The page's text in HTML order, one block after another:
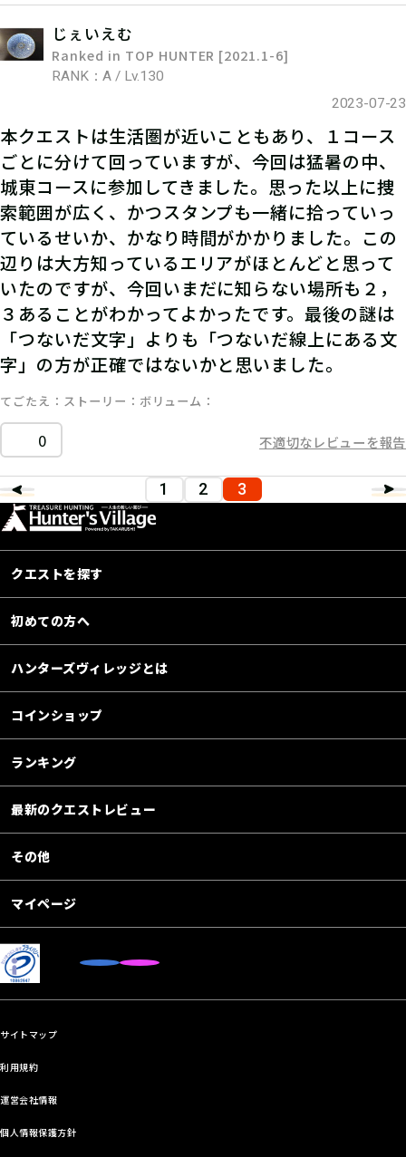
じぇいえむ
Ranked in TOP HUNTER [2021.1-6]
RANK：A / Lv.130
2023-07-23
本クエストは生活圏が近いこともあり、１コース
ごとに分けて回っていますが、今回は猛暑の中、
城東コースに参加してきました。思った以上に捜
索範囲が広く、かつスタンプも一緒に拾っていっ
ているせいか、かなり時間がかかりました。この
辺りは大方知っているエリアがほとんどと思って
いたのですが、今回いまだに知らない場所も２，
３あることがわかってよかったです。最後の謎は
「つないだ文字」よりも「つないだ線上にある文
字」の方が正確ではないかと思いました。
てごたえ ストーリー ボリューム
0 不適切なレビューを報告
1 2 3
クエストを探す
初めての方へ
ハンターズヴィレッジとは
コインショップ
ランキング
最新のクエストレビュー
その他
マイページ
サイトマップ
利用規約
運営会社情報
個人情報保護方針